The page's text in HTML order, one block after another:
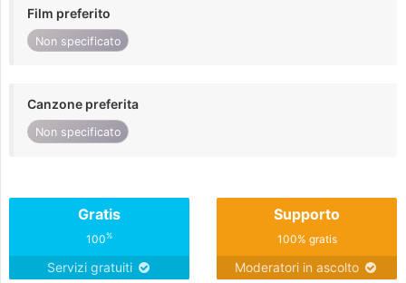
Film preferito
Non specificato
Canzone preferita
Non specificato
Gratis
100%
Servizi gratuiti
Supporto
100% gratis
Moderatori in ascolto